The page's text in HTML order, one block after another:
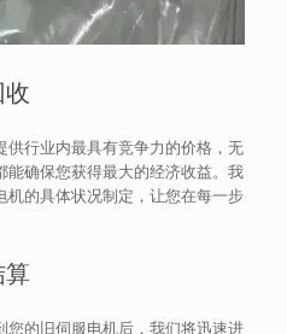
供行业内最具有竞争力的价格，无
确保您获得最大的经济收益。我
的具体状况制定，让您在每一步
的旧伺服电机后，我们将迅速进